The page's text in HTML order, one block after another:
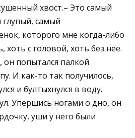
хвост.– Это самый
самый
которого мне когда-либо
хоть с головой, хоть без нее.
он попытался палкой
И как-то так получилось,
и бултыхнулся в воду.
Упершись ногами о дно, он
уши у него были